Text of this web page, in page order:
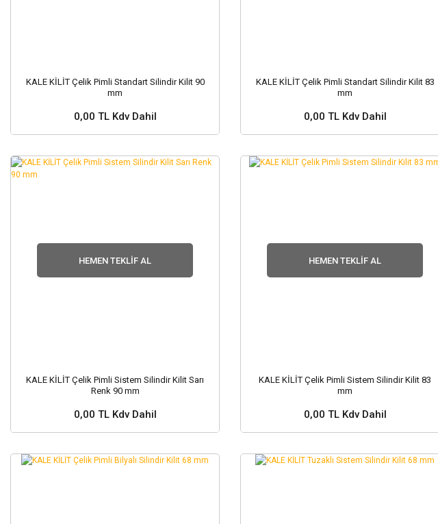
KALE KİLİT Çelik Pimli Standart Silindir Kilit 90
mm
0,00 TL Kdv Dahil
Stok ve Fiyat Sorunuz ?
KALE KİLİT Çelik Pimli Standart Silindir Kilit 83
mm
0,00 TL Kdv Dahil
Stok ve Fiyat Sorunuz ?
HEMEN TEKLIF AL
KALE KİLİT Çelik Pimli Sistem Silindir Kilit Sarı
Renk 90 mm
0,00 TL Kdv Dahil
Stok ve Fiyat Sorunuz ?
HEMEN TEKLIF AL
KALE KİLİT Çelik Pimli Sistem Silindir Kilit 83
mm
0,00 TL Kdv Dahil
Stok ve Fiyat Sorunuz ?